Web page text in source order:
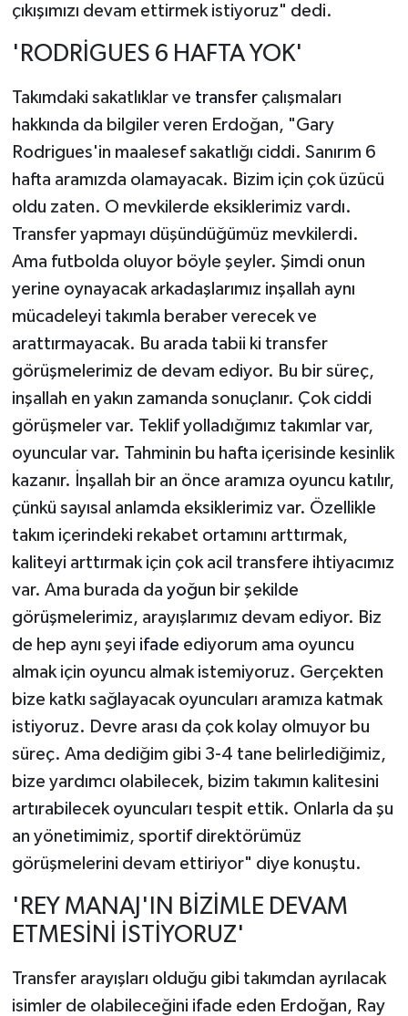
çıkışımızı devam ettirmek istiyoruz" dedi.
'RODRİGUES 6 HAFTA YOK'
Takımdaki sakatlıklar ve transferçalışmaları
hakkında da bilgiler veren Erdoğan, "Gary
Rodrigues'in maalesef sakatlığı ciddi. Sanırım 6
hafta aramızda olamayacak. Bizim için çok üzücü
oldu zaten. O mevkilerde eksiklerimiz vardı.
Transfer yapmayı düşündüğümüz mevkilerdi.
Ama futbolda oluyor böyle şeyler. Şimdi onun
yerine oynayacak arkadaşlarımız inşallah aynı
mücadeleyi takımla beraber verecek ve
arattırmayacak. Bu arada tabii ki transfer
görüşmelerimiz de devam ediyor. Bu bir süreç,
inşallah en yakın zamanda sonuçlanır. Çok ciddi
görüşmeler var. Teklif yolladığımız takımlar var,
oyuncular var. Tahminin bu hafta içerisinde kesinlik
kazanır. İnşallah bir an önce aramıza oyuncu katılır,
çünkü sayısal anlamda eksiklerimiz var. Özellikle
takım içerindeki rekabet ortamını arttırmak,
kaliteyi arttırmak için çok acil transfere ihtiyacımız
var. Ama burada da yoğun bir şekilde
görüşmelerimiz, arayışlarımız devam ediyor. Biz
de hep aynı şeyi ifade ediyorum ama oyuncu
almak için oyuncu almak istemiyoruz. Gerçekten
bize katkı sağlayacak oyuncuları aramıza katmak
istiyoruz. Devre arası da çok kolay olmuyor bu
süreç. Ama dediğim gibi 3-4 tane belirlediğimiz,
bize yardımcı olabilecek, bizim takımın kalitesini
artırabilecek oyuncuları tespit ettik. Onlarla da şu
an yönetimimiz, sportif direktörümüz
görüşmelerini devam ettiriyor" diye konuştu.
'REY MANAJ'IN BİZİMLE DEVAM
ETMESİNİ İSTİYORUZ'
Transfer arayışları olduğu gibi takımdan ayrılacak
isimler de olabileceğini ifade eden Erdoğan, Ray